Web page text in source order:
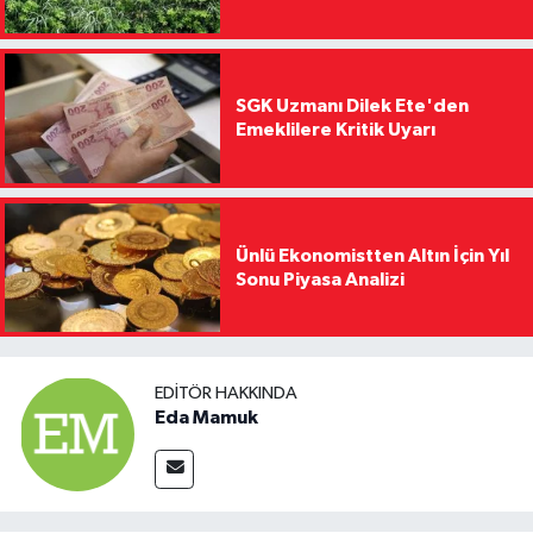
SGK Uzmanı Dilek Ete'den
Emeklilere Kritik Uyarı
Ünlü Ekonomistten Altın İçin Yıl
Sonu Piyasa Analizi
EDITÖR HAKKINDA
Eda Mamuk